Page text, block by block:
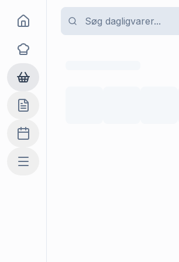
Goma
Opskrifter
Dagligvarer
Indkøbslisten
Madplan
Mere